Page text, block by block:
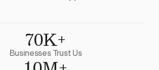
70K+
Businesses Trust Us